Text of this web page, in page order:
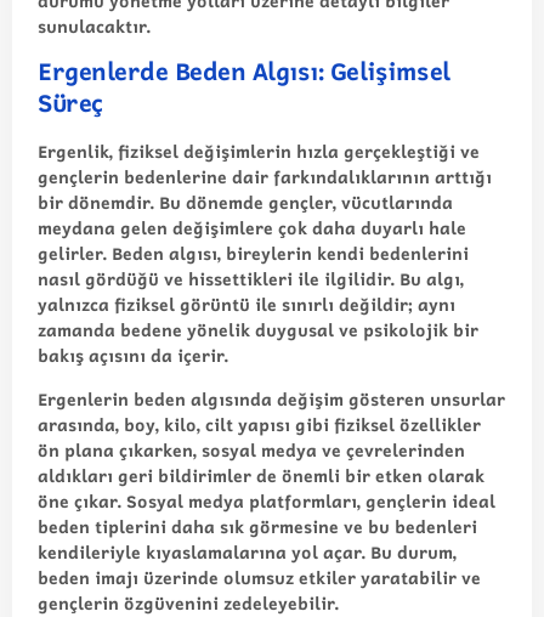
sunulacaktır.
Ergenlerde Beden Algısı: Gelişimsel
Süreç
Ergenlik, fiziksel değişimlerin hızla gerçekleştiği ve
gençlerin bedenlerine dair farkındalıklarının arttığı
bir dönemdir. Bu dönemde gençler, vücutlarında
meydana gelen değişimlere çok daha duyarlı hale
gelirler. Beden algısı, bireylerin kendi bedenlerini
nasıl gördüğü ve hissettikleri ile ilgilidir. Bu algı,
yalnızca fiziksel görüntü ile sınırlı değildir; aynı
zamanda bedene yönelik duygusal ve psikolojik bir
bakış açısını da içerir.
Ergenlerin beden algısında değişim gösteren unsurlar
arasında, boy, kilo, cilt yapısı gibi fiziksel özellikler
ön plana çıkarken, sosyal medya ve çevrelerinden
aldıkları geri bildirimler de önemli bir etken olarak
öne çıkar. Sosyal medya platformları, gençlerin ideal
beden tiplerini daha sık görmesine ve bu bedenleri
kendileriyle kıyaslamalarına yol açar. Bu durum,
beden imajı üzerinde olumsuz etkiler yaratabilir ve
gençlerin özgüvenini zedeleyebilir.